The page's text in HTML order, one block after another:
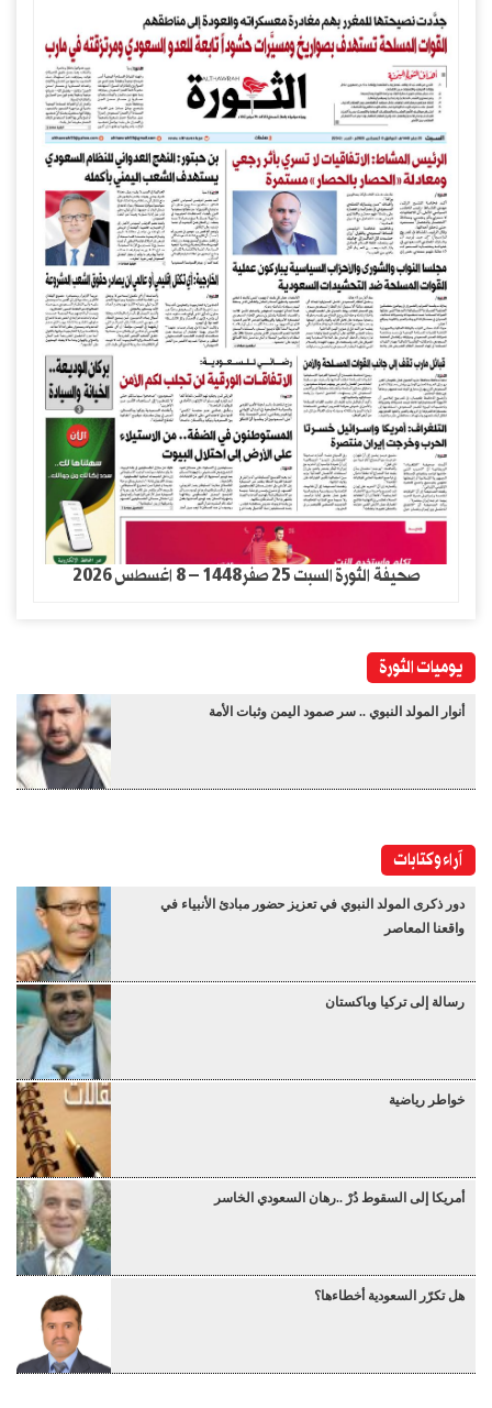
صحيفة الثورة السبت 25 صفر1448 – 8 اغسطس 2026
يوميات الثورة
أنوار المولد النبوي .. سر صمود اليمن وثبات الأمة
آراء وكتابات
دور ذكرى المولد النبوي في تعزيز حضور مبادئ الأنبياء في
واقعنا المعاصر
رسالة إلى تركيا وباكستان
خواطر رياضية
أمريكا إلى السقوط دُرْ ..رهان السعودي الخاسر
هل تكرّر السعودية أخطاءها؟